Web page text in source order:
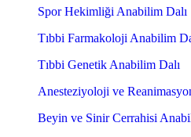
Spor Hekimliği Anabilim Dalı
Tıbbi Farmakoloji Anabilim
Tıbbi Genetik Anabilim Dalı
Anesteziyoloji ve
Beyin ve Sinir Cerrahisi